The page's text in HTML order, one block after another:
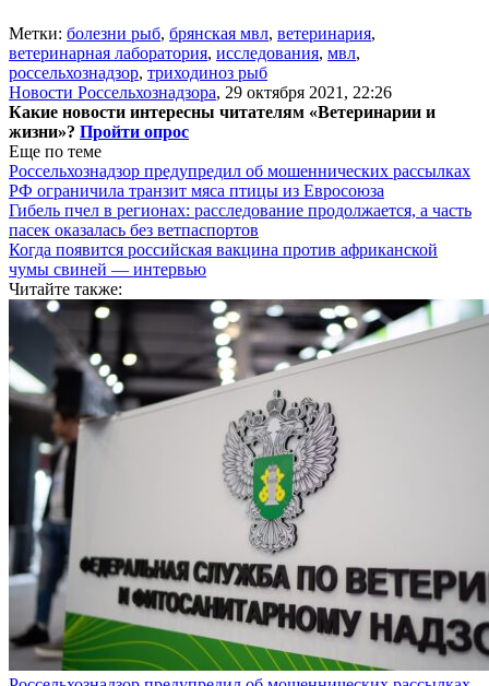
Метки: болезни рыб, брянская мвл, ветеринария,
ветеринарная лаборатория, исследования, мвл,
россельхознадзор, триходиноз рыб
Новости Россельхознадзора, 29 октября 2021, 22:26
Какие новости интересны читателям «Ветеринарии и
жизни»? Пройти опрос
Еще по теме
Россельхознадзор предупредил об мошеннических рассылках
РФ ограничила транзит мяса птицы из Евросоюза
Гибель пчел в регионах: расследование продолжается, а часть
пасек оказалась без ветпаспортов
Когда появится российская вакцина против африканской
чумы свиней — интервью
Читайте также: